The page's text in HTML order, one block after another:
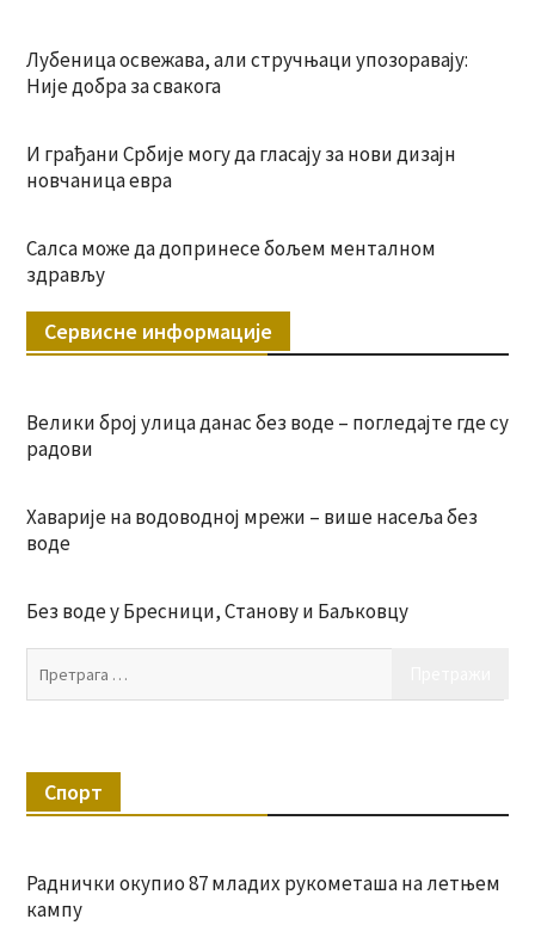
Лубеница освежава, али стручњаци упозоравају:
Није добра за свакога
И грађани Србије могу да гласају за нови дизајн
новчаница евра
Салса може да допринесе бољем менталном
здрављу
Сервисне информације
Велики број улица данас без воде – погледајте где су
радови
Хаварије на водоводној мрежи – више насеља без
воде
Без воде у Бресници, Станову и Баљковцу
Спорт
Раднички окупио 87 младих рукометаша на летњем
кампу